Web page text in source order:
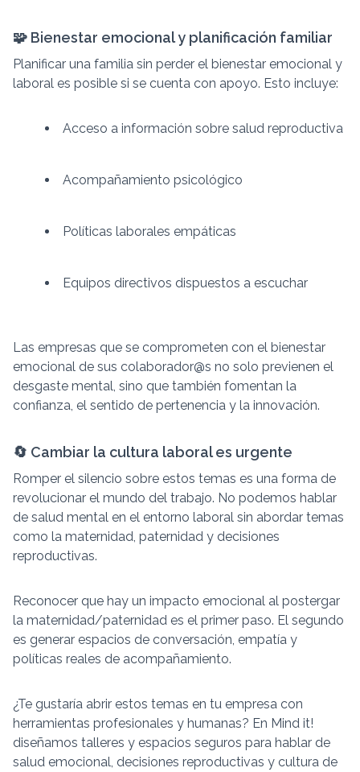
🧩 Bienestar emocional y planificación familiar
Planificar una familia sin perder el bienestar emocional y
laboral es posible si se cuenta con apoyo. Esto incluye:
Acceso a información sobre salud reproductiva
Acompañamiento psicológico
Políticas laborales empáticas
Equipos directivos dispuestos a escuchar
Las empresas que se comprometen con el bienestar
emocional de sus colaborador@s no solo previenen el
desgaste mental, sino que también fomentan la
confianza, el sentido de pertenencia y la innovación.
🔄 Cambiar la cultura laboral es urgente
Romper el silencio sobre estos temas es una forma de
revolucionar el mundo del trabajo. No podemos hablar
de salud mental en el entorno laboral sin abordar temas
como la maternidad, paternidad y decisiones
reproductivas.
Reconocer que hay un impacto emocional al postergar
la maternidad/paternidad es el primer paso. El segundo
es generar espacios de conversación, empatía y
políticas reales de acompañamiento.
¿Te gustaría abrir estos temas en tu empresa con
herramientas profesionales y humanas? En Mind it!
diseñamos talleres y espacios seguros para hablar de
salud emocional, decisiones reproductivas y cultura de